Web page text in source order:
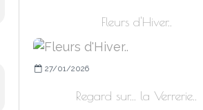
Fleurs d'Hiver..
27/01/2026
Regard sur... la Verrerie..